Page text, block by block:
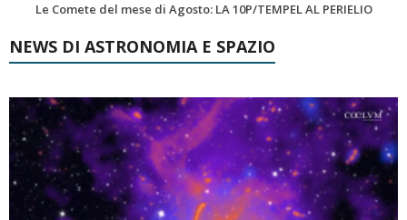
Asteroidi del mese Agosto 2026
NEWS DI ASTRONOMIA E SPAZIO